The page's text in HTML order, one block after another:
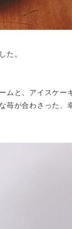
た。
ムと、アイスケー
苺が合わさった、